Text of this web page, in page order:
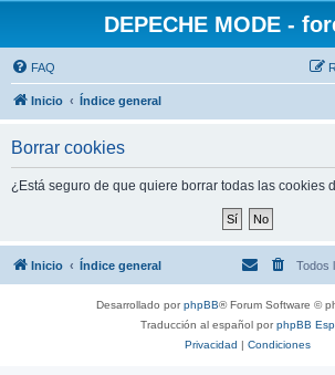
DEPECHE MODE -
FAQ
Inicio Índice general
Borrar cookies
¿Está seguro de que quiere borrar todas las cookies
Inicio Índice general Todos
Desarrollado porphpBB® Forum Software ©
Traducción al español porphpBB
Privacidad | Condiciones